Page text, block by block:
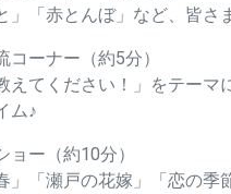
」「赤とんぼ」など、皆さ
ーナー（約5分）
えてください！」をテー
ム♪
ー（約10分）
」「瀬戸の花嫁」「恋の